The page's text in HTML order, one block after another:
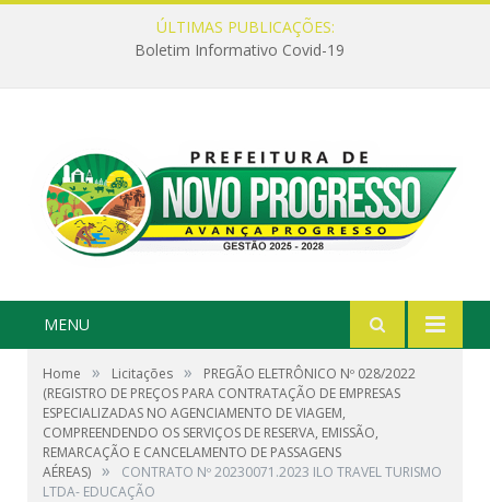
ÚLTIMAS PUBLICAÇÕES:
Boletim Informativo Covid-19
MENU
Home » Licitações »
PREGÃO ELETRÔNICO Nº 028/2022
(REGISTRO DE PREÇOS PARA CONTRATAÇÃO DE EMPRESAS
ESPECIALIZADAS NO AGENCIAMENTO DE VIAGEM,
COMPREENDENDO OS SERVIÇOS DE RESERVA, EMISSÃO,
REMARCAÇÃO E CANCELAMENTO DE PASSAGENS
AÉREAS) »
CONTRATO Nº 20230071.2023 ILO TRAVEL TURISMO
LTDA- EDUCAÇÃO